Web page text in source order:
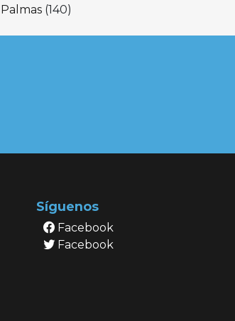
Palmas (140)
Síguenos
Facebook
Facebook